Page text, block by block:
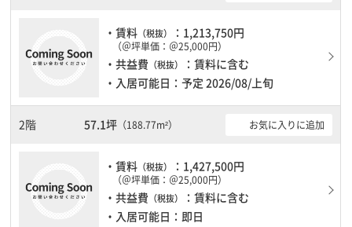
・賃料 （税抜） ：1,213,750円
（＠坪単価：＠25,000円）
・共益費 （税抜）
：賃料に含む
・入居可能日：予定 2026/08/上旬
2階 57.1坪 （188.77m²） お気に入りに追加
・賃料 （税抜） ：1,427,500円
（＠坪単価：＠25,000円）
・共益費 （税抜）
：賃料に含む
・入居可能日：即日